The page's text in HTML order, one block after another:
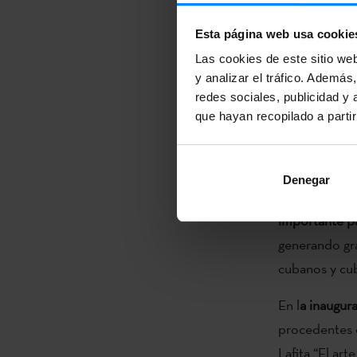
Esta página web usa
Las cookies de este sitio
y analizar el tráfico.
redes sociales, publicidad y
que hayan recopilado a
Denegar
La
Navarra 1936”
lector de
en la
La colección
importante
generando
cubanos y
En la
procedentes
Lafita “El